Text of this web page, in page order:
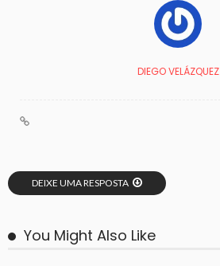
DIEGO VELÁZQUEZ
DEIXE UMA RESPOSTA
You Might Also Like